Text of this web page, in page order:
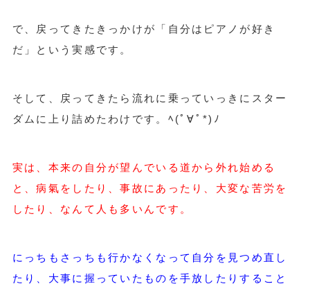
で、戻ってきたきっかけが「自分はピアノが好き
だ」という実感です。
そして、戻ってきたら流れに乗っていっきにスター
ダムに上り詰めたわけです。ﾍ(ﾟ∀ﾟ*)ﾉ
実は、本来の自分が望んでいる道から外れ始める
と、病氣をしたり、事故にあったり、大変な苦労を
したり、なんて人も多いんです。
にっちもさっちも行かなくなって自分を見つめ直し
たり、大事に握っていたものを手放したりすること